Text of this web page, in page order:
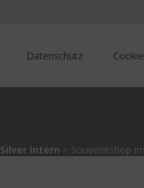
Datenschutz
intern > Souvenirshop